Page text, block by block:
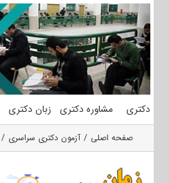
محتوا
دکتری مشاوره دکتری زبان دکتری
صفحه اصلی آزمون دکتری سراسری